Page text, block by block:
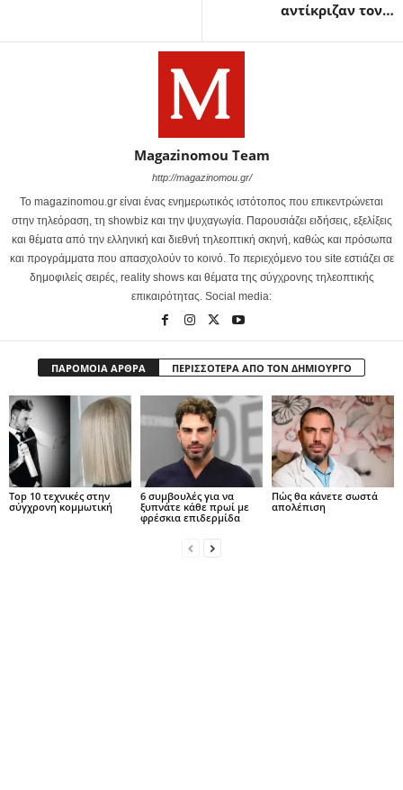
αντίκριζαν τον…
Magazinomou Team
http://magazinomou.gr/
Το magazinomou.gr είναι ένας ενημερωτικός ιστότοπος που επικεντρώνεται
στην τηλεόραση, τη showbiz και την ψυχαγωγία. Παρουσιάζει ειδήσεις, εξελίξεις
και θέματα από την ελληνική και διεθνή τηλεοπτική σκηνή, καθώς και πρόσωπα
και προγράμματα που απασχολούν το κοινό. Το περιεχόμενο του site εστιάζει σε
δημοφιλείς σειρές, reality shows και θέματα της σύγχρονης τηλεοπτικής
επικαιρότητας. Social media:
ΠΑΡΟΜΟΙΑ ΑΡΘΡΑ ΠΕΡΙΣΣΟΤΕΡΑ ΑΠΟ ΤΟΝ ΔΗΜΙΟΥΡΓΟ
Top 10 τεχνικές στην
σύγχρονη κομμωτική
6 συμβουλές για να
ξυπνάτε κάθε πρωί με
φρέσκια επιδερμίδα
Πώς θα κάνετε σωστά
απολέπιση